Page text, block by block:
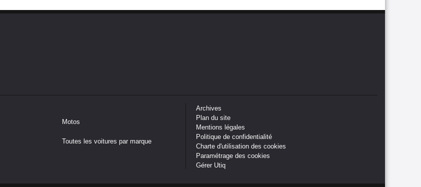
Motos
Toutes les voitures par marque
Archives
Plan du site
Mentions légales
Politique de confidentialité
Charte d'utilisation des cookies
Paramétrage des cookies
Gérer Utiq